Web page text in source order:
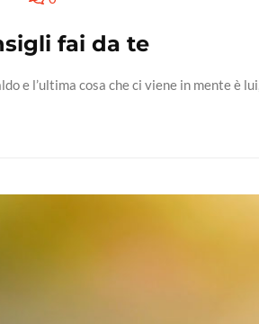
fai da te
e l’ultima cosa che ci viene in mente è